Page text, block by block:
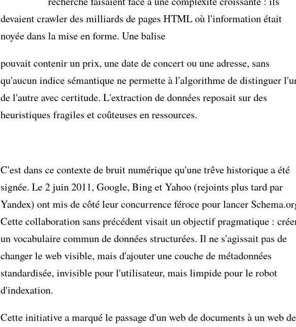
devaient crawler des milliards de pages HTML où l'information était
noyée dans la mise en forme. Une balise
pouvait contenir un prix, une date de concert ou une adresse, sans
qu'aucun indice sémantique ne permette à l'algorithme de distinguer
de l'autre avec certitude. L'extraction de données reposait sur des
heuristiques fragiles et coûteuses en ressources.
C'est dans ce contexte de bruit numérique qu'une trêve historique a été
signée. Le 2 juin 2011, Google, Bing et Yahoo (rejoints plus tard par
Yandex) ont mis de côté leur concurrence féroce pour lancer
Cette collaboration sans précédent visait un objectif pragmatique :
un vocabulaire commun de données structurées. Il ne s'agissait pas de
changer le web visible, mais d'ajouter une couche de métadonnées
standardisée, invisible pour l'utilisateur, mais limpide pour le robot
d'indexation.
Cette initiative a marqué le passage d'un web de documents à un web de